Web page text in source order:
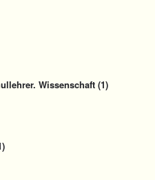
Wissenschaft (1)